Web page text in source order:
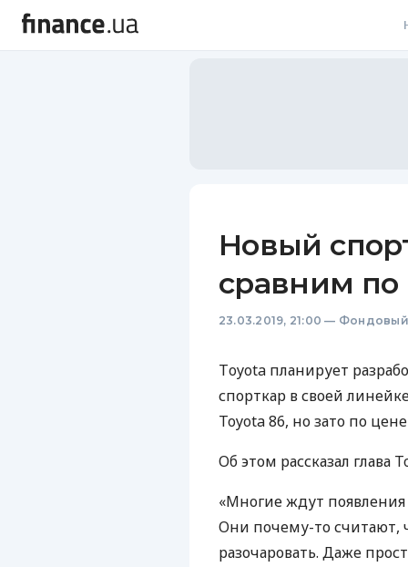
Новый
сравним по
23.03.2019, 21:00 —
Тoyota планирует
спорткар в своей
Toyota 86, но зато по
Об этом рассказал глава
«Многие ждут появления
Они почему-то считают,
разочаровать. Даже